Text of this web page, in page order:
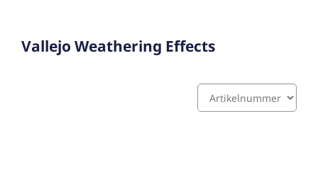
Vallejo Weathering Effects